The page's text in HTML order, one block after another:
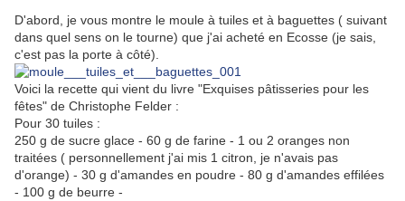
D'abord, je vous montre le moule à tuiles et à baguettes ( suivant
dans quel sens on le tourne) que j'ai acheté en Ecosse (je sais,
c'est pas la porte à côté).
Voici la recette qui vient du livre "Exquises pâtisseries pour les
fêtes" de Christophe Felder :
Pour 30 tuiles :
250 g de sucre glace - 60 g de farine - 1 ou 2 oranges non
traitées ( personnellement j'ai mis 1 citron, je n'avais pas
d'orange) - 30 g d'amandes en poudre - 80 g d'amandes effilées
- 100 g de beurre -